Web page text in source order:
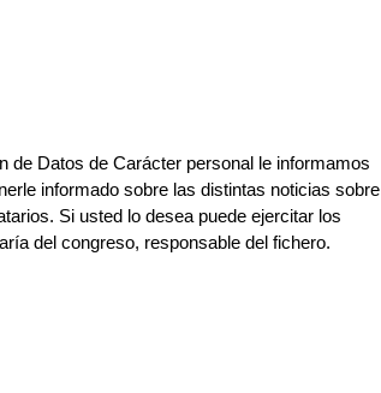
de Datos de Carácter personal le informamos
informado sobre las distintas noticias sobre
Si usted lo desea puede ejercitar los
del congreso, responsable del fichero.